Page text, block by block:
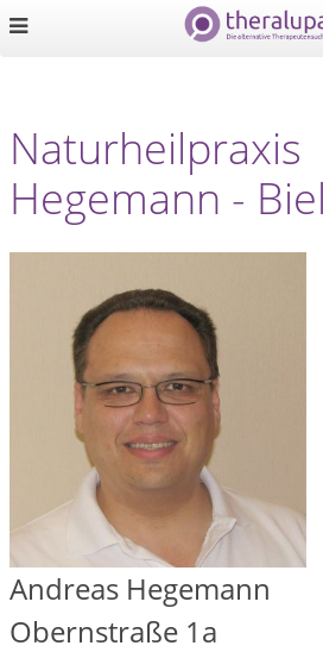
Naturheilpraxis
Hegemann -
Andreas Hegemann
Obernstraße 1a